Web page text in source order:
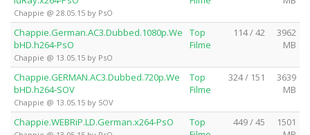
Chappie @ 28.05.15 by PsO
Chappie.German.AC3.Dubbed.1080p.We
bHD.h264-PsO
Chappie @ 13.05.15 by PsO
Top
Filme
114 / 42
3962
MB
Chappie.GERMAN.AC3.Dubbed.720p.We
bHD.h264-SOV
Chappie @ 13.05.15 by SOV
Top
Filme
324 / 151
3639
MB
Chappie.WEBRiP.LD.German.x264-PsO
Top
449 / 45
1501